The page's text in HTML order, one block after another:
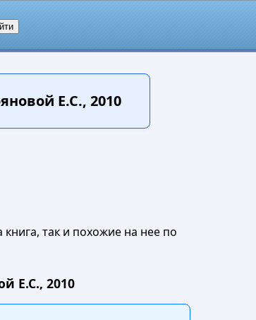
Е.С., 2010
так и похожие на нее по
Е.С., 2010